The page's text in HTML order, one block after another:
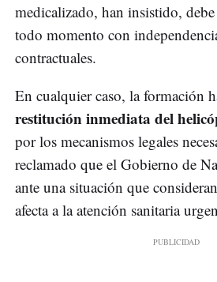
medicalizado, han insistido, debe
todo momento con
contractuales.
En cualquier caso, la formación
restitución inmediata del
por los mecanismos legales
reclamado que el Gobierno de
ante una situación que
afecta a la atención sanitaria